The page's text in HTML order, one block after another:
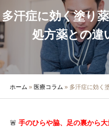
多汗症に効く塗り
処方薬との違
ホーム » 医療コラム » 多汗症に効く塗り薬
🚨 手のひらや脇、足の裏から
クリニック紹介
院長・医師の紹介
採用情報